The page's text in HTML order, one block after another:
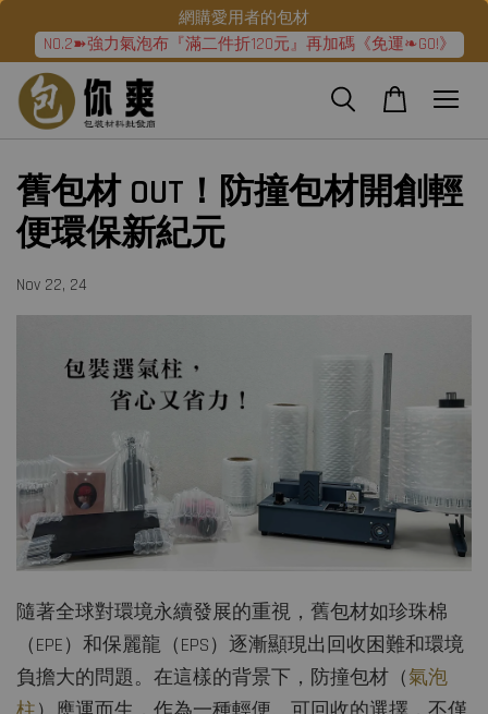
網購愛用者的包材
NO.2➽強力氣泡布『滿二件折120元』再加碼《免運❧GO!》
舊包材 OUT！防撞包材開創輕
便環保新紀元
Nov 22, 24
隨著全球對環境永續發展的重視，舊包材如珍珠棉
（EPE）和保麗龍（EPS）逐漸顯現出回收困難和環境
負擔大的問題。在這樣的背景下，防撞包材（氣泡